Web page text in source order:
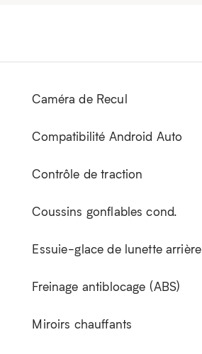
Caméra de Recul
Compatibilité Android Auto
Contrôle de traction
Coussins gonflables cond.
Essuie-glace de lunette arrière
Freinage antiblocage (ABS)
Miroirs chauffants